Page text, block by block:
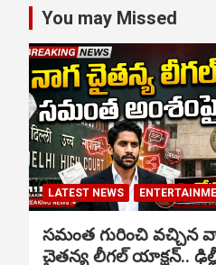
You may Missed
LATEST NEWS
సమంత గురించి వచ్చిన
చైతన్య లీగల్ యాక్షన్..